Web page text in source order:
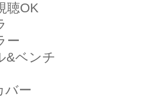
聴OK
ー
&ベンチ
バー